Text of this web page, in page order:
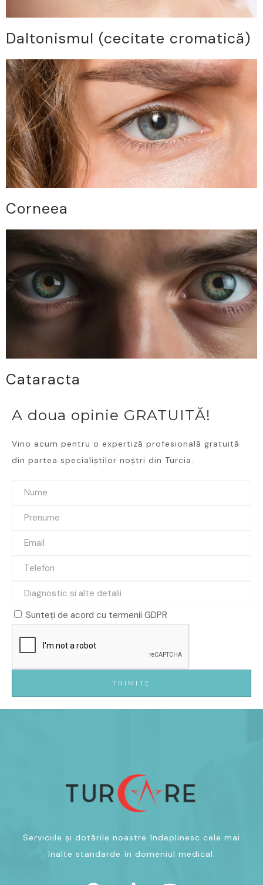
Daltonismul (cecitate cromatică)
Corneea
Cataracta
A doua opinie GRATUITĂ!
Vino acum pentru o expertiză profesională gratuită
din partea specialiștilor noștri din Turcia.
Sunteți de acord cu termenii GDPR
TRIMITE
Serviciile și dotările noastre îndeplinesc cele mai
înalte standarde în domeniul medical.